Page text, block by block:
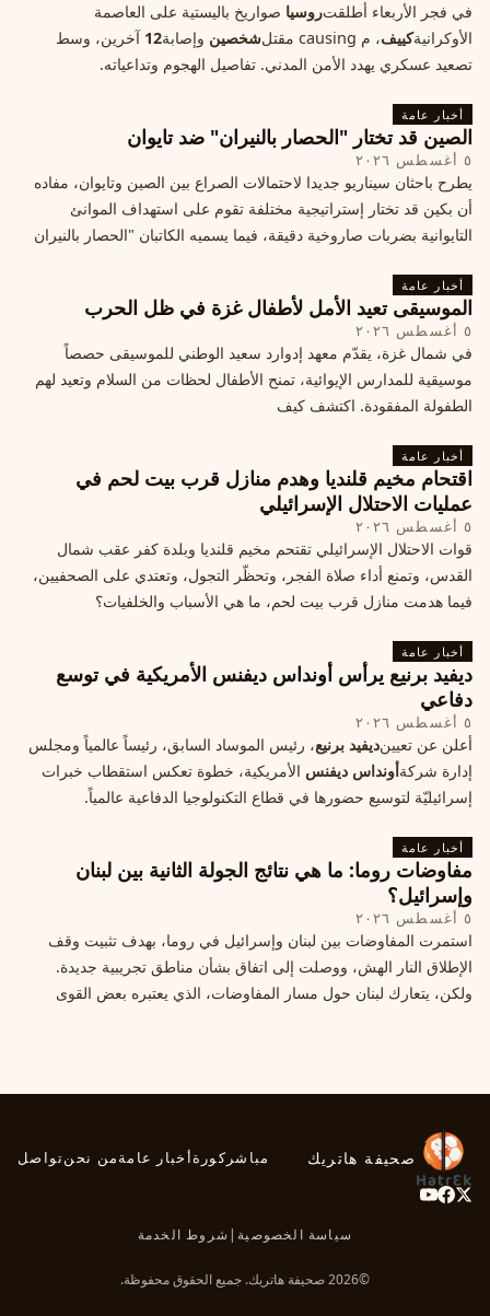
في فجر الأربعاء أطلقتروسيا صواريخ باليستية على العاصمة
الأوكرانيةكييف، م causing مقتل شخصين وإصابة12 آخرين، وسط
تصعيد عسكري يهدد الأمن المدني. تفاصيل الهجوم وتداعياته.
أخبار عامة
الصين قد تختار "الحصار بالنيران" ضد تايوان
٥ أغسطس ٢٠٢٦
يطرح باحثان سيناريو جديدا لاحتمالات الصراع بين الصين وتايوان، مفاده
أن بكين قد تختار إستراتيجية مختلفة تقوم على استهداف الموانئ
التايوانية بضربات صاروخية دقيقة، فيما يسميه الكاتبان "الحصار بالنيران
أخبار عامة
الموسيقى تعيد الأمل لأطفال غزة في ظل الحرب
٥ أغسطس ٢٠٢٦
في شمال غزة، يقدّم معهد إدوارد سعيد الوطني للموسيقى حصصاً
موسيقية للمدارس الإيوائية، تمنح الأطفال لحظات من السلام وتعيد لهم
الطفولة المفقودة. اكتشف كيف
أخبار عامة
اقتحام مخيم قلنديا وهدم منازل قرب بيت لحم في
عمليات الاحتلال الإسرائيلي
٥ أغسطس ٢٠٢٦
قوات الاحتلال الإسرائيلي تقتحم مخيم قلنديا وبلدة كفر عقب شمال
القدس، وتمنع أداء صلاة الفجر، وتحظّر التجول، وتعتدي على الصحفيين،
فيما هدمت منازل قرب بيت لحم، ما هي الأسباب والخلفيات؟
أخبار عامة
ديفيد برنيع يرأس أونداس ديفنس الأمريكية في توسع
دفاعي
٥ أغسطس ٢٠٢٦
أعلن عن تعيينديفيد برنيع، رئيس الموساد السابق، رئيساً عالمياً ومجلس
إدارة شركةأونداس ديفنس الأمريكية، خطوة تعكس استقطاب خبرات
إسرائيليّة لتوسيع حضورها في قطاع التكنولوجيا الدفاعية عالمياً.
أخبار عامة
مفاوضات روما: ما هي نتائج الجولة الثانية بين لبنان
وإسرائيل؟
٥ أغسطس ٢٠٢٦
استمرت المفاوضات بين لبنان وإسرائيل في روما، بهدف تثبيت وقف
الإطلاق النار الهش، ووصلت إلى اتفاق بشأن مناطق تجريبية جديدة.
ولكن، يتعارك لبنان حول مسار المفاوضات، الذي يعتبره بعض القوى
صحيفة هاتريك مباشر كورةأخبار عامةمن نحنتواصل
سياسة الخصوصية | شروط الخدمة
©2026 صحيفة هاتريك. جميع الحقوق محفوظة.